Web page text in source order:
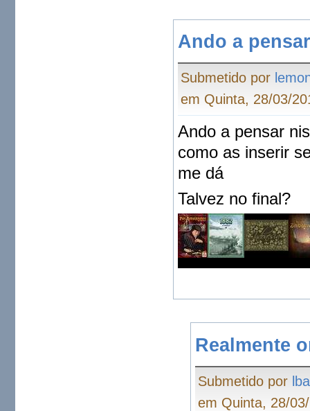
Ando a
Submetido por
em Quinta, 28/03/
Ando a pensar
como as inserir
me dá
Talvez no final?
Realmente
Submetido por
em Quinta, 28/